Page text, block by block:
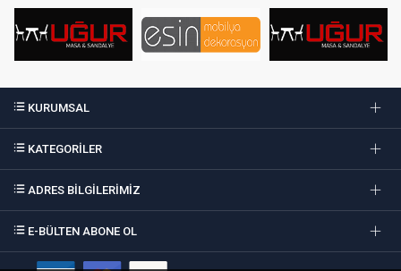
KURUMSAL
KATEGORİLER
ADRES BİLGİLERİMİZ
E-BÜLTEN ABONE OL